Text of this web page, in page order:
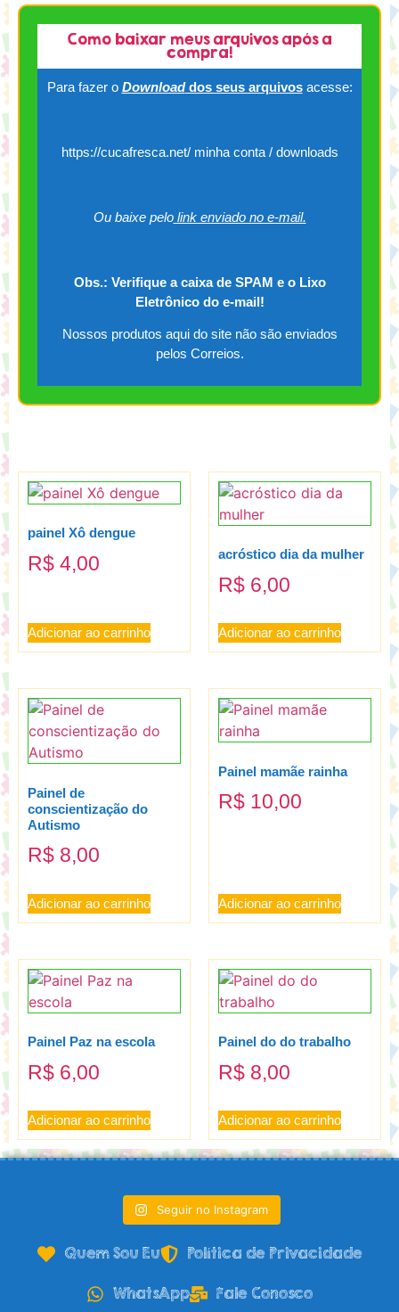
Como baixar meus arquivos após a
compra!
Para fazer o Downloaddos seus arquivos acesse:
https://cucafresca.net/ minha conta / downloads
Ou baixe pelolink enviado no e-mail.
Obs.: Verifique a caixa de SPAM e o Lixo
Eletrônico do e-mail!
Nossos produtos aqui do site não são enviados
pelos Correios.
painel Xô dengue
R$ 4,00
Adicionar ao carrinho
acróstico dia da mulher
R$ 6,00
Adicionar ao carrinho
Painel de
conscientização do
Autismo
R$ 8,00
Adicionar ao carrinho
Painel mamãe rainha
R$ 10,00
Adicionar ao carrinho
Painel Paz na escola
R$ 6,00
Adicionar ao carrinho
Painel do do trabalho
R$ 8,00
Adicionar ao carrinho
Seguir no Instagram
Quem Sou Eu Política de Privacidade
WhatsApp Fale Conosco